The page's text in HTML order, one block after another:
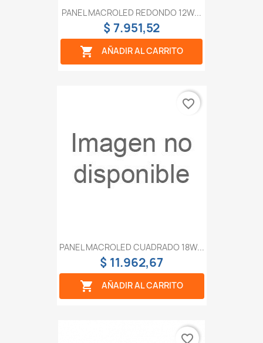
PANEL MACROLED REDONDO 12W...
$ 7.951,52
 AÑADIR AL CARRITO
PANEL MACROLED CUADRADO 18W...
$ 11.962,67
 AÑADIR AL CARRITO
favorite_border
favorite_border